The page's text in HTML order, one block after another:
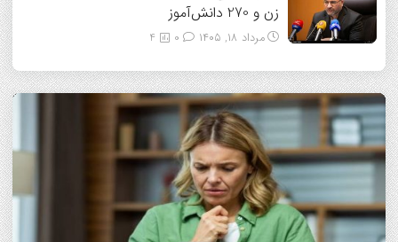
زن و 270 دانش‌آموز
مرداد ۱۸, ۱۴۰۵ 4